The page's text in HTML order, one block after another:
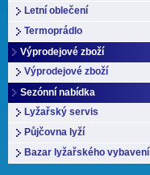
Letní oblečení
Termoprádlo
Výprodejové zboží
Výprodejové zboží
Sezónní nabídka
Lyžařský servis
Půjčovna lyží
Bazar lyžařského vybavení